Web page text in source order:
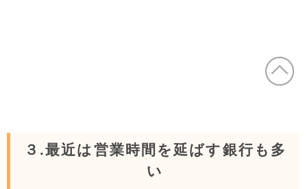
３.最近は営業時間を延ばす銀行も多
い